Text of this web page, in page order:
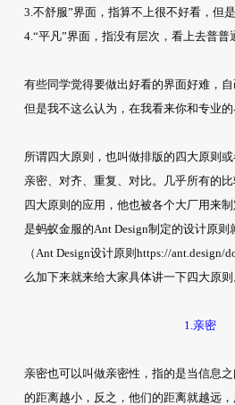
3.不舒服”界面，指算不上很不好看，但
4.“平凡”界面，指没有层次，看上去普普
有些同学觉得要做出好看的界面好难，自
但是我不这么认为，在我看来你和专业的
所谓四大原则，也叫做排版的四大原则
亲密、对齐、重复、对比。几乎所有的
四大原则的应用，他也被各个大厂用来
是蚂蚁金服的Ant Design制定的设计原
（Ant Design设计原则https://ant.design/
么加下来就来给大家具体讲一下四大原则
1.亲密
亲密也可以叫做亲密性，指的是当信息
的距离越小，反之，他们的距离就越远